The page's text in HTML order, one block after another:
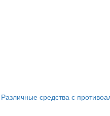
Различные средства с